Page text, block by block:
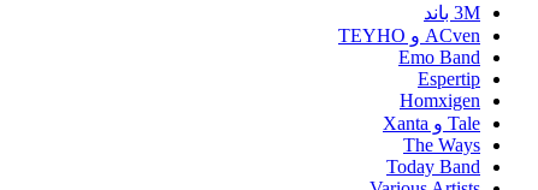
3M باند
ACven و TEYHO
Emo Band
Espertip
Homxigen
Tale و Xanta
The Ways
Today Band